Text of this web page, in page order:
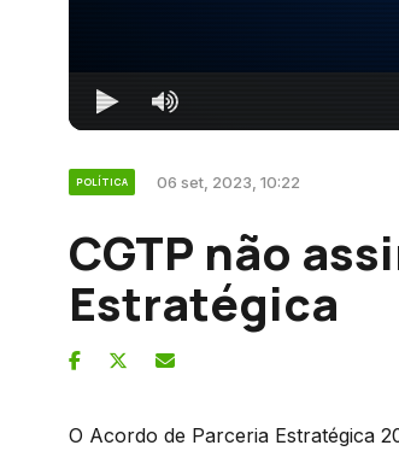
POLÍTICA 06 set, 2023, 10:22
CGTP não
Estratégica
O Acordo de Parceria Estratégica